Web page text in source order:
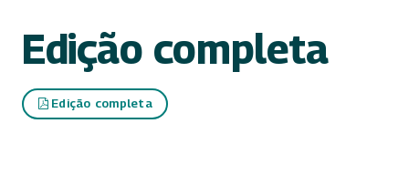
Edição completa
Edição completa